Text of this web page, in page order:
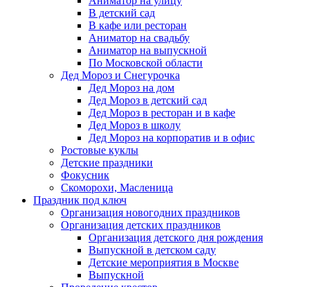
В детский сад
В кафе или ресторан
Аниматор на свадьбу
Аниматор на выпускной
По Московской области
Дед Мороз и Снегурочка
Дед Мороз на дом
Дед Мороз в детский сад
Дед Мороз в ресторан и в кафе
Дед Мороз в школу
Дед Мороз на корпоратив и в офис
Ростовые куклы
Детские праздники
Фокусник
Скоморохи, Масленица
Праздник под ключ
Организация новогодних праздников
Организация детских праздников
Организация детского дня рождения
Выпускной в детском саду
Детские мероприятия в Москве
Выпускной